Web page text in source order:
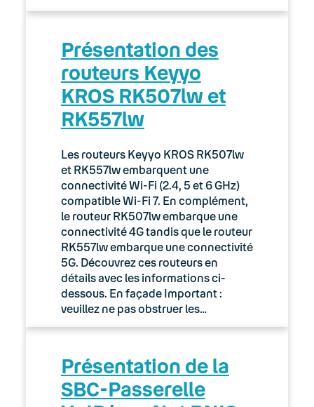
Présentation des
routeurs Keyyo
KROS RK507lw et
RK557lw
Les routeurs Keyyo KROS RK507lw
et RK557lw embarquent une
connectivité Wi-Fi (2.4, 5 et 6 GHz)
compatible Wi-Fi 7. En complément,
le routeur RK507lw embarque une
connectivité 4G tandis que le routeur
RK557lw embarque une connectivité
5G. Découvrez ces routeurs en
détails avec les informations ci-
dessous. En façade Important :
veuillez ne pas obstruer les…
Présentation de la
SBC-Passerelle